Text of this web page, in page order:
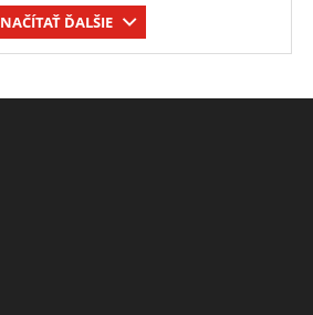
NAČÍTAŤ ĎALŠIE